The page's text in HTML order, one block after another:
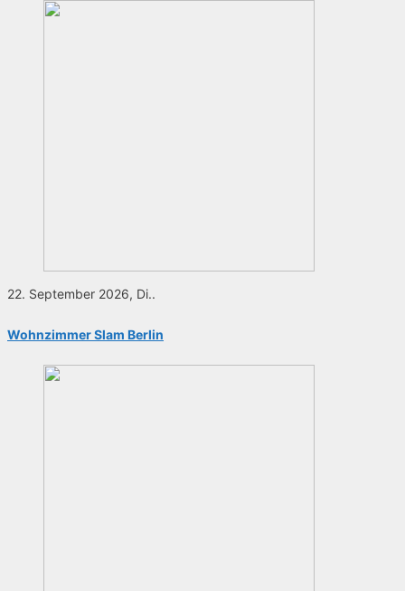
22. September 2026, Di..
Wohnzimmer Slam Berlin